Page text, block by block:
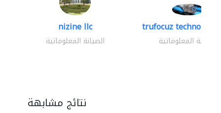
nizine llc
الصيانة المعلوماتية
trufocuz
الصيانة المعلوماتية
نتائج مشابهة